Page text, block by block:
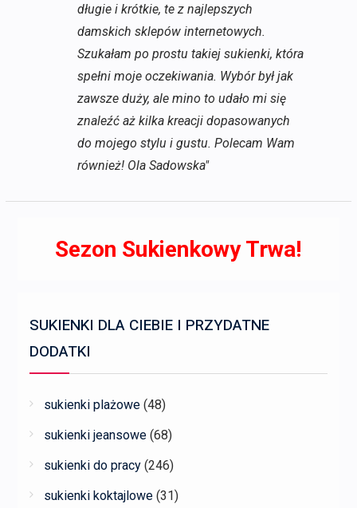
długie i krótkie, te z najlepszych
damskich sklepów internetowych.
Szukałam po prostu takiej sukienki, która
spełni moje oczekiwania. Wybór był jak
zawsze duży, ale mino to udało mi się
znaleźć aż kilka kreacji dopasowanych
do mojego stylu i gustu. Polecam Wam
również! Ola Sadowska"
Sezon Sukienkowy Trwa!
SUKIENKI DLA CIEBIE I PRZYDATNE
DODATKI
sukienki plażowe (48)
sukienki jeansowe (68)
sukienki do pracy (246)
sukienki koktajlowe (31)